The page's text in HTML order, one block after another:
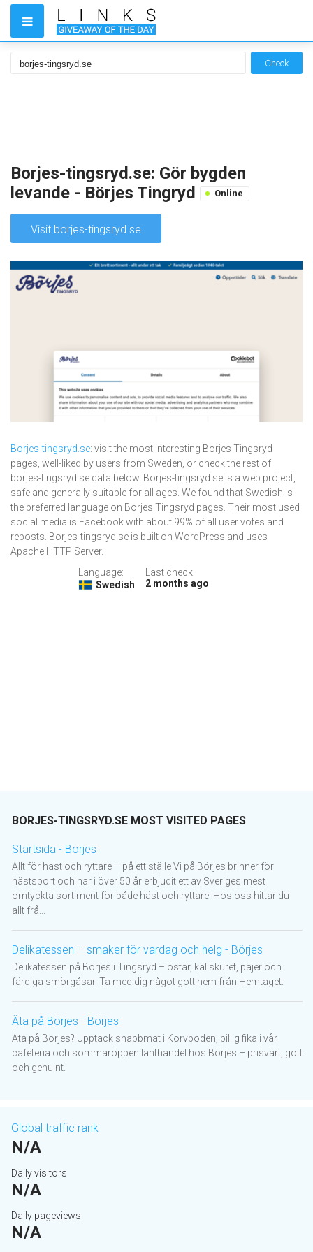
Check
Borjes-tingsryd.se: Gör bygden
levande - Börjes Tingryd
Online
Visit borjes-tingsryd.se
Borjes-tingsryd.se: visit the most interesting Borjes Tingsryd
pages, well-liked by users from Sweden, or check the rest of
borjes-tingsryd.se data below. Borjes-tingsryd.se is a web project,
safe and generally suitable for all ages. We found that Swedish is
the preferred language on Borjes Tingsryd pages. Their most used
social media is Facebook with about 99% of all user votes and
reposts. Borjes-tingsryd.se is built on WordPress and uses
Apache HTTP Server.
Language:
Swedish
Last check:
2 months ago
BORJES-TINGSRYD.SE MOST VISITED PAGES
Startsida - Börjes
Allt för häst och ryttare – på ett ställe Vi på Börjes brinner för
hästsport och har i över 50 år erbjudit ett av Sveriges mest
omtyckta sortiment för både häst och ryttare. Hos oss hittar du
allt frå...
Delikatessen – smaker för vardag och helg - Börjes
Delikatessen på Börjes i Tingsryd – ostar, kallskuret, pajer och
färdiga smörgåsar. Ta med dig något gott hem från Hemtaget.
Äta på Börjes - Börjes
Äta på Börjes? Upptäck snabbmat i Korvboden, billig fika i vår
cafeteria och sommaröppen lanthandel hos Börjes – prisvärt, gott
och genuint.
Global traffic rank
N/A
Daily visitors
N/A
Daily pageviews
N/A